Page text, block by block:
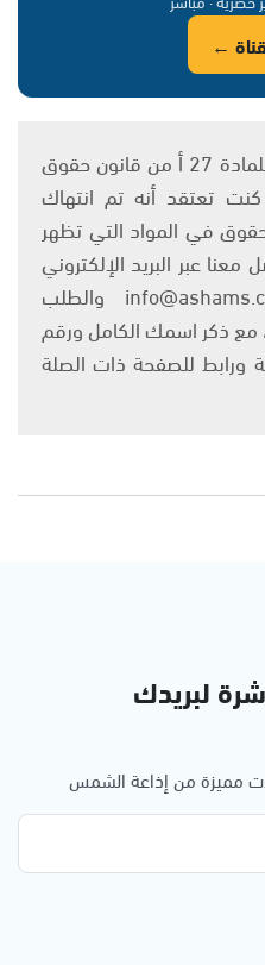
←
يتم الاستخدام المواد وفقًا للمادة 27 أ من قانون حقوق
2007، وإن كنت تعتقد أنه تم انتهاك
في المواد التي تظهر
عبر البريد الإلكتروني
على العنوان التالي: info@ashams.com والطلب
مع ذكر اسمك الكامل ورقم
ورابط للصفحة ذات الصلة
لبريدك
مميزة من إذاعة الشمس